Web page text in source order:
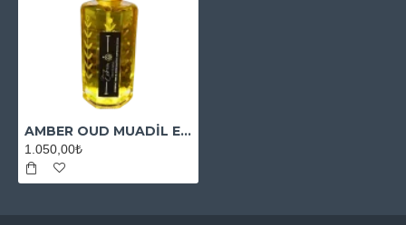
AMBER OUD MUADİL ESANS
1.050,00₺